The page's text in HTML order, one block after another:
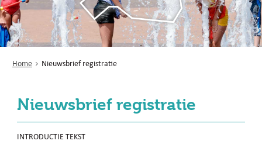
Home Nieuwsbrief registratie
Nieuwsbrief registratie
INTRODUCTIE TEKST